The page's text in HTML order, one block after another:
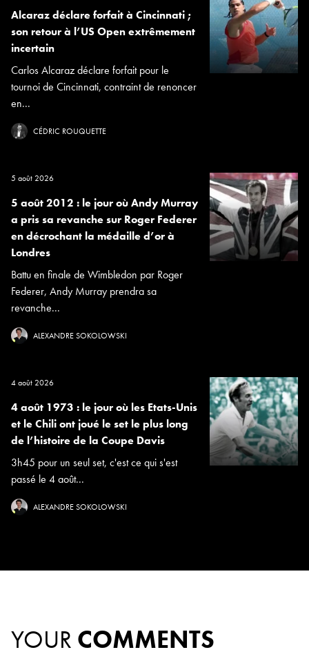
Alcaraz déclare forfait à Cincinnati ;
son retour à l’US Open extrêmement
incertain
Carlos Alcaraz déclare forfait pour le
tournoi de Cincinnati, contraint de renoncer
en...
CÉDRIC ROUQUETTE
5 août 2026
5 août 2012 : le jour où Andy Murray
a pris sa revanche sur Roger Federer
en décrochant la médaille d’or à
Londres
Battu en finale de Wimbledon par Roger
Federer, Andy Murray prendra sa
revanche...
ALEXANDRE SOKOLOWSKI
4 août 2026
4 août 1973 : le jour où les Etats-Unis
et le Chili ont joué le set le plus long
de l’histoire de la Coupe Davis
3h45 pour un seul set, c'est ce qui s'est
passé le 4 août...
ALEXANDRE SOKOLOWSKI
YOUR COMMENTS